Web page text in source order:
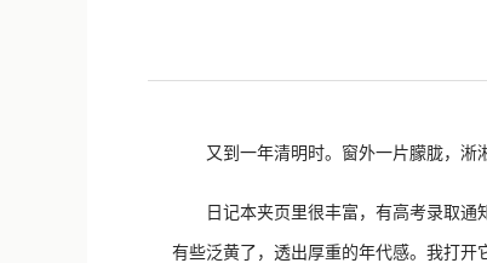
又到一年清明时。窗外一片朦胧，淅淅
日记本夹页里很丰富，有高考录取通
有些泛黄了，透出厚重的年代感。我打开